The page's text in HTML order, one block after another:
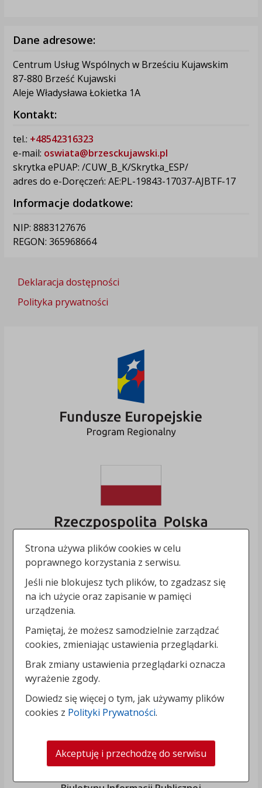
Dane adresowe:
Centrum Usług Wspólnych w Brześciu Kujawskim
87-880 Brześć Kujawski
Aleje Władysława Łokietka 1A
Kontakt:
tel.: +48542316323
e-mail: oswiata@brzesckujawski.pl
skrytka ePUAP: /CUW_B_K/Skrytka_ESP/
adres do e-Doręczeń: AE:PL-19843-17037-AJBTF-17
Informacje dodatkowe:
NIP: 8883127676
REGON: 365968664
Deklaracja dostępności
Polityka prywatności
Strona używa plików cookies w celu
poprawnego korzystania z serwisu.
Jeśli nie blokujesz tych plików, to zgadzasz się
na ich użycie oraz zapisanie w pamięci
urządzenia.
Pamiętaj, że możesz samodzielnie zarządzać
cookies, zmieniając ustawienia przeglądarki.
Brak zmiany ustawienia przeglądarki oznacza
wyrażenie zgody.
Dowiedz się więcej o tym, jak używamy plików
cookies z Polityki Prywatności.
Akceptuję i przechodzę do serwisu